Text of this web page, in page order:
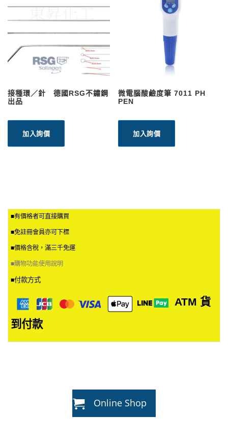
接種環／針 德國RSG不鏽鋼
出品
加入詢價
微電腦酸鹼度筆 7011 PH
PEN
加入詢價
■有價格者可直接購買
■免註冊會員亦可下標
■價格含稅，滿三千免運
■購物功能使用說明
■付款方式
ATM 貨
到付款
Online Shop